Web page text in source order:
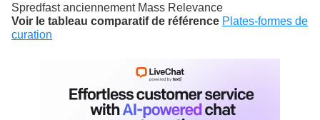
Spredfast anciennement Mass Relevance
Voir le tableau comparatif de référence Plates-formes de
curation